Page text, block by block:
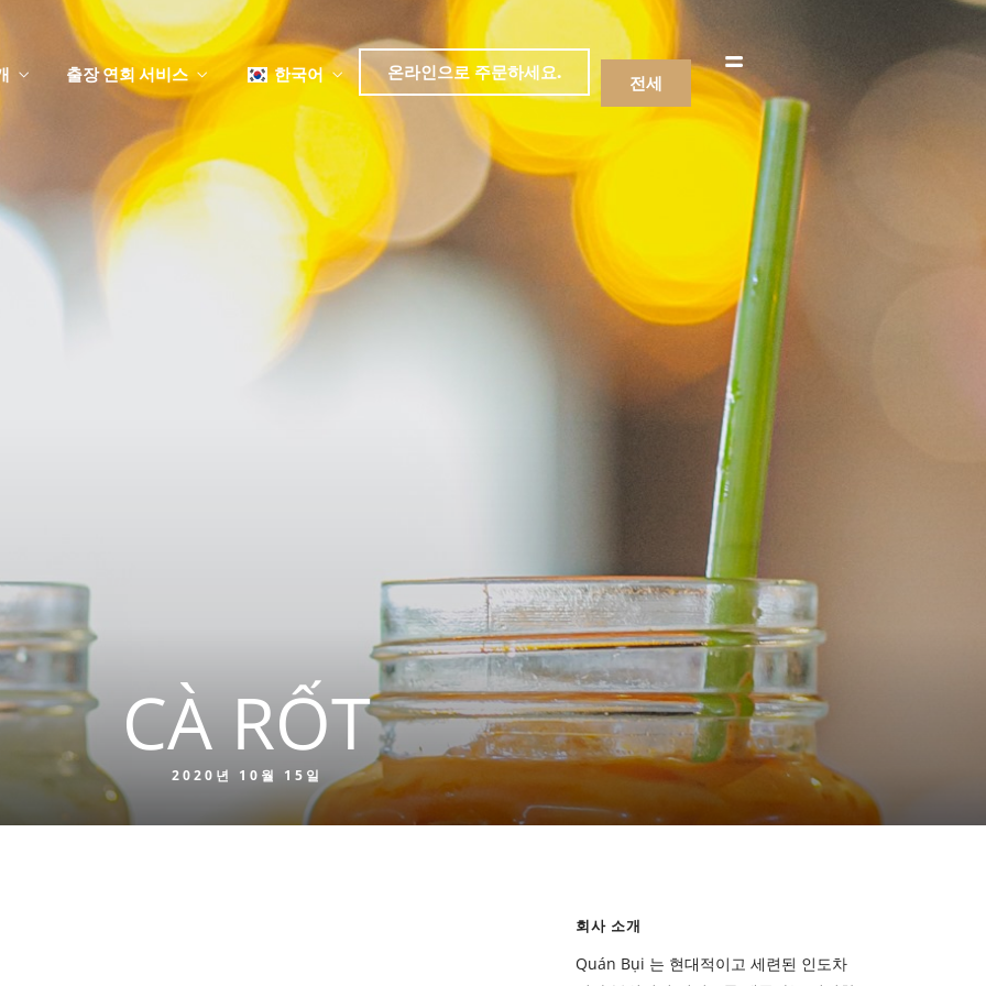
메뉴
출장 연회 서비스 한국어
English
Tiếng Việt
日本語
简体中文
온라인으로 주문하세요. 전세
메뉴
음료수
日本語
简体中文
CÀ RỐT
2020년 10월 15일
회사 소개
Quán Bụi 는 현대적이고 세련된 인도차